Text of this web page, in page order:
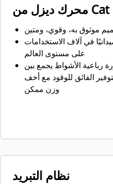
محرك ديزل من Cat
موثوق به، وقوي، ومتين
في آلاف الاستخدامات
على مستوى العالم
رباعية الأشواط يجمع بين
الفائق للوقود مع أخف
وزن ممكن
نظام التبريد